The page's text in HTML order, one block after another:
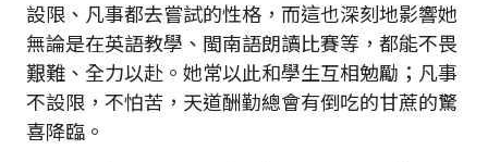
設限、凡事都去嘗試的性格，而這也深刻地影響她
無論是在英語教學、閩南語朗讀比賽等，都能不畏
艱難、全力以赴。她常以此和學生互相勉勵；凡事
不設限，不怕苦，天道酬勤總會有倒吃的甘蔗的驚
喜降臨。